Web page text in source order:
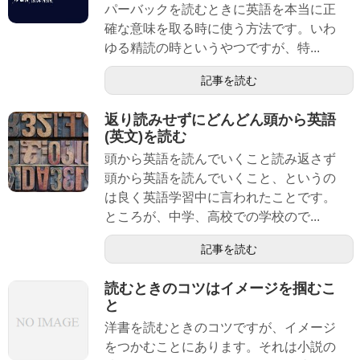
パーバックを読むときに英語を本当に正
確な意味を取る時に使う方法です。いわ
ゆる精読の時というやつですが、特...
記事を読む
返り読みせずにどんどん頭から英語
(英文)を読む
頭から英語を読んでいくこと読み返さず
頭から英語を読んでいくこと、というの
は良く英語学習中に言われたことです。
ところが、中学、高校での学校ので...
記事を読む
読むときのコツはイメージを掴むこ
と
洋書を読むときのコツですが、イメージ
をつかむことにあります。それは小説の